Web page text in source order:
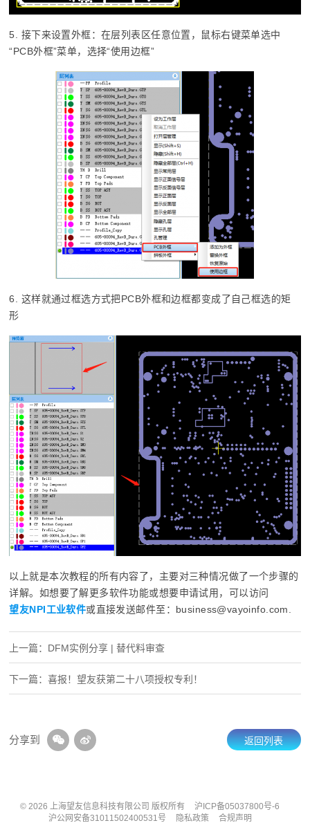
5. 接下来设置外框：在层列表区任意位置，鼠标右键菜单选中
“PCB外框”菜单，选择“使用边框”
6. 这样就通过框选方式把PCB外框和边框都变成了自己框选的矩
形
以上就是本次教程的所有内容了，主要对三种情况做了一个步骤的
详解。如想要了解更多软件功能或想要申请试用，可以访问
望友NPI工业软件或直接发送邮件至：business@vayoinfo.com.
上一篇：DFM实例分享 | 替代料审查
下一篇：喜报！望友获第二十八项授权专利！
分享到 返回列表
© 2026 上海望友信息科技有限公司 版权所有
沪ICP备05037800号-6
沪公网安备31011502400531号
隐私政策 合规声明